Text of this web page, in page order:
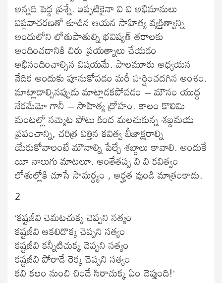
అన్నది పెద్ద ప్రశ్నే. ఇప్పటికైనా వి వి అభిమానులు
విప్లవాచరణతో కూడిన ఆయన సాహిత్య వ్యక్తిత్వాన్ని
అందులోని లోతుపాతుల్ని భవిష్యత్ తరాలకు
అందించడానికి చిరు ప్రయత్నాలు చేయడం
అభినందించాల్సిన విషయమే. పాలమూరు అధ్యయన
వేదిక అందుకు పూనుకోవడం మరీ హర్షించదగిన అంశం.
మాట్లాడాల్సినప్పుడు మాట్లాడకపోవడం – మౌనం యుద్ధ
నేరమేమో గానీ – సాహిత్య ద్రోహం. కాలం కొలిమి
మంటల్లో సమ్మెట పోటు కింద మలచుకున్న శబ్దమయ
ప్రపంచాన్ని, చరిత్ర విత్తిన కవిత్వ బీజాక్షరాల్ని
యేరుకోవాలంటే మౌనాల్ని పేల్చే శబ్దాలు కావాలి. అందుకే
యీ నాలుగు మాటలూ. అంతేతప్ప వి వి కవిత్వం
లోతుల్లోకి చూసే సామర్థ్యం , అర్హత వుండి మాత్రంకాదు.
2
‘కష్టజీవి చెమటచుక్క చెప్పని సత్యం
కష్టజీవి ఆకలిడొక్క చెప్పని సత్యం
కష్టజీవి కన్నీటిచుక్క చెప్పని సత్యం
కష్టజీవి పోరాడే రెక్క చెప్పని సత్యం
కవి కలం నుంచి చిందే సిరాచుక్క ఏం చెప్తుంది!’